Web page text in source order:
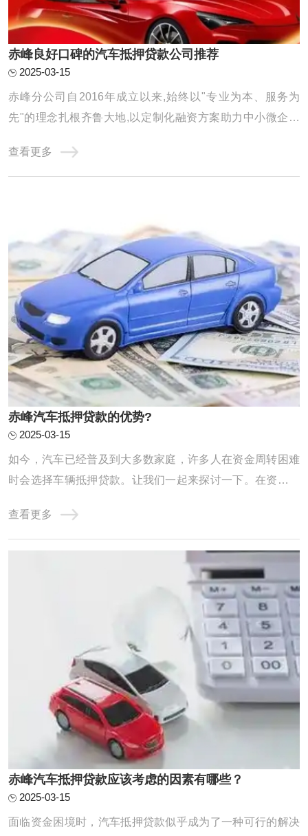
赤峰良好口碑的汽车抵押贷款公司推荐
2025-03-15
赤峰分公司自2016年成立以来,始终以"专业为本、服务为
先"的理念扎根齐鲁大地,以定制化融资方案助力中小微企业
得到显著增长,在亮眼数据的背后,是团队对服务品质的极致追
求和对客户需求的深刻洞察。 选择可靠的汽车抵押贷款公司
查看更多
赤峰汽车抵押贷款的优势?
2025-03-15
如今，汽车已经普及到大多数家庭，许多人在资金周转困难
时会选择车辆抵押贷款。让我们一起来探讨一下。在资金周
有车的朋友来说，车辆抵押贷款可能是一个不错的选择。但
你是否真正了解这种贷款方式的优缺点？什么情况下才适合
选择车辆抵押贷款呢？ 【额度高】：根据信 ...
查看更多
赤峰汽车抵押贷款应该考虑的因素有哪些？
2025-03-15
面临资金困境时，汽车抵押贷款似乎成为了一种可行的解决